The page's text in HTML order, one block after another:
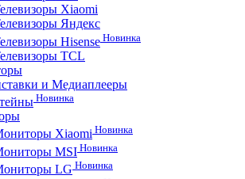
Xiaomi
Яндекс
Hisense Новинка
TCL
и Медиаплееры
Новинка
XiaomiНовинка
MSIНовинка
LG Новинка